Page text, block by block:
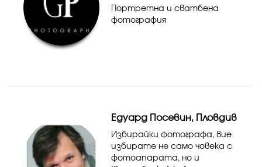
Портретна и сватбена
фотография
Едуард Посевин, Пловдив
Избирайки фотографа, вие
избирате не само човека с
фотоапарата, но и